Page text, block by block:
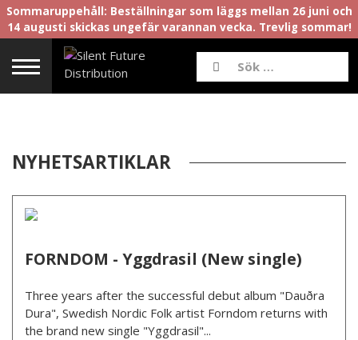
Sommaruppehåll: Beställningar som läggs mellan 26 juni och
14 augusti skickas ungefär varannan vecka. Trevlig sommar!
NYHETSARTIKLAR
FORNDOM - Yggdrasil (New single)
Three years after the successful debut album "Dauðra
Dura", Swedish Nordic Folk artist Forndom returns with
the brand new single "Yggdrasil"...